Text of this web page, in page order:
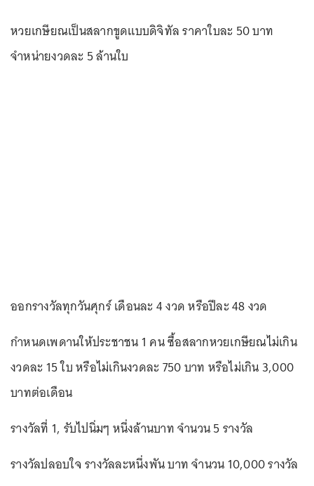
หวยเกษียณเป็นสลากขูดแบบดิจิทัล ราคาใบละ 50 บาท
จำหน่ายงวดละ 5 ล้านใบ
ออกรางวัลทุกวันศุกร์ เดือนละ 4 งวด หรือปีละ 48 งวด
กำหนดเพดานให้ประชาชน 1 คน ซื้อสลากหวยเกษียณไม่เกิน
งวดละ 15 ใบ หรือไม่เกินงวดละ 750 บาท หรือไม่เกิน 3,000
บาทต่อเดือน
รางวัลที่ 1, รับไปนิ่มๆ หนึ่งล้านบาท จำนวน 5 รางวัล
รางวัลปลอบใจ รางวัลละหนึ่งพัน บาท จำนวน 10,000 รางวัล